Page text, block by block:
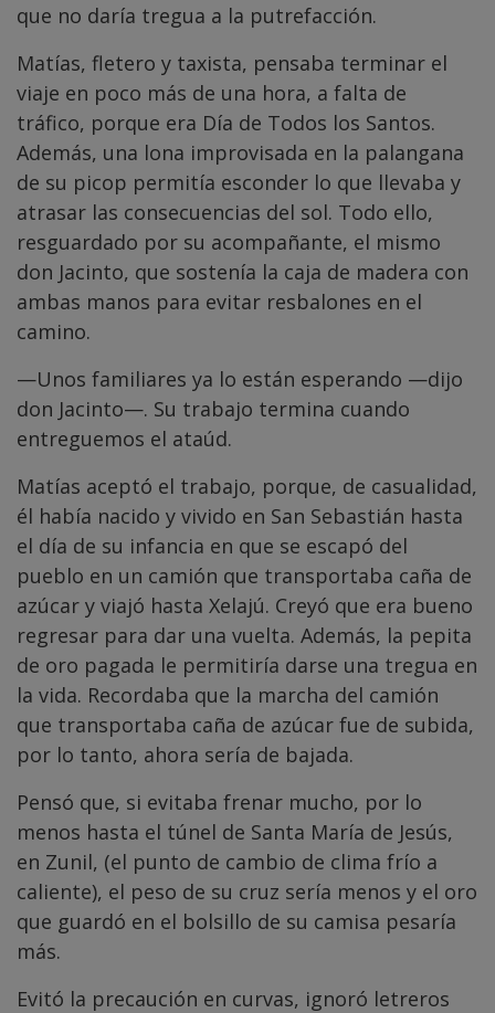
que no daría tregua a la putrefacción.
Matías, fletero y taxista, pensaba terminar el
viaje en poco más de una hora, a falta de
tráfico, porque era Día de Todos los Santos.
Además, una lona improvisada en la palangana
de su picop permitía esconder lo que llevaba y
atrasar las consecuencias del sol. Todo ello,
resguardado por su acompañante, el mismo
don Jacinto, que sostenía la caja de madera con
ambas manos para evitar resbalones en el
camino.
—Unos familiares ya lo están esperando —dijo
don Jacinto—. Su trabajo termina cuando
entreguemos el ataúd.
Matías aceptó el trabajo, porque, de casualidad,
él había nacido y vivido en San Sebastián hasta
el día de su infancia en que se escapó del
pueblo en un camión que transportaba caña de
azúcar y viajó hasta Xelajú. Creyó que era bueno
regresar para dar una vuelta. Además, la pepita
de oro pagada le permitiría darse una tregua en
la vida. Recordaba que la marcha del camión
que transportaba caña de azúcar fue de subida,
por lo tanto, ahora sería de bajada.
Pensó que, si evitaba frenar mucho, por lo
menos hasta el túnel de Santa María de Jesús,
en Zunil, (el punto de cambio de clima frío a
caliente), el peso de su cruz sería menos y el oro
que guardó en el bolsillo de su camisa pesaría
más.
Evitó la precaución en curvas, ignoró letreros